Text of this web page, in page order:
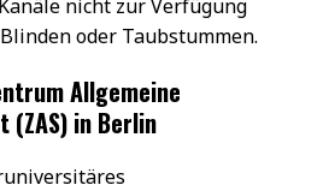
nicht zur Verfügung
oder Taubstummen.
Allgemeine
(ZAS) in Berlin